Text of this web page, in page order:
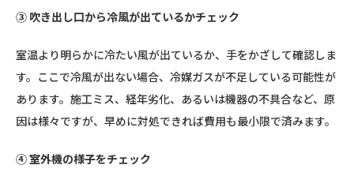
③ 吹き出し口から冷風が出ているかチェック
室温より明らかに冷たい風が出ているか、手をかざして確認しま
す。ここで冷風が出ない場合、冷媒ガスが不足している可能性が
あります。施工ミス、経年劣化、あるいは機器の不具合など、原
因は様々ですが、早めに対処できれば費用も最小限で済みます。
④ 室外機の様子をチェック